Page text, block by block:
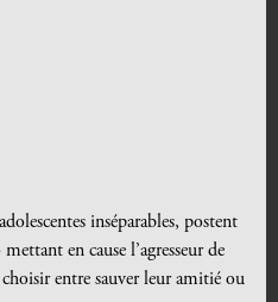
inséparables, postent
en cause l’agresseur de
entre sauver leur amitié ou